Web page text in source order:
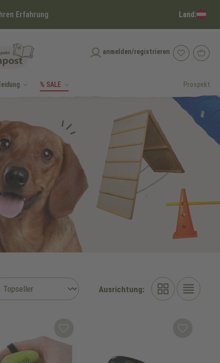
Erfahrung Land:
anmelden/registrieren
% SALE Prospekt